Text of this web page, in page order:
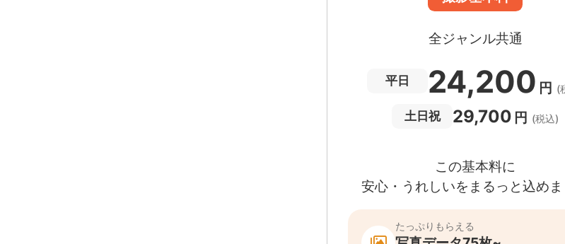
ーでは遠方出張料（+3,000円）が発生する場合が
あります。撮影日時・場所・フォトグラファーが
該当する場合、申込みフォームでお知らせしま